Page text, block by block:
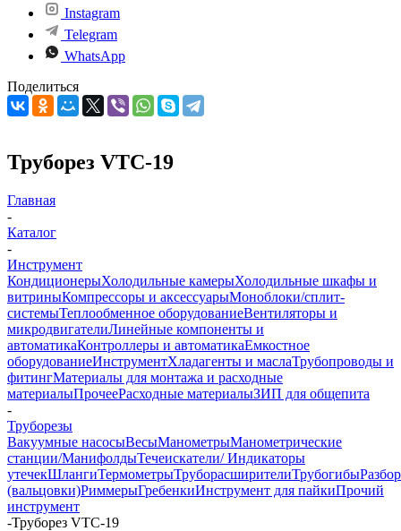
Instagram
Telegram
WhatsApp
Поделиться
Труборез VTC-19
Главная
-
Каталог
-
Инструмент
КондиционерыХолодильные камерыХолодильные шкафы и
витриныКомпрессоры и аксессуарыМоноблоки/сплит-
системыТеплообменное оборудованиеВентиляторы и
микродвигателиЛинейные компоненты и
автоматикаКонтроллеры и автоматикаЕмкостное
оборудованиеИнструментХладагенты и маслаТрубопроводы и
фитингМатериалы для монтажа и расходные
материалыПрочееРасходные материалыЗИП для общепита
-
Труборезы
Вакуумные насосыВесыМанометрыМанометрические
станции/МанифолдыТечеискатели/ Индикаторы
утечекШлангиТермометрыТруборасширителиТрубогибы
(вальцовки)РиммерыГребенкиИнструмент для пайкиПрочий
инструмент
-Труборез VTC-19